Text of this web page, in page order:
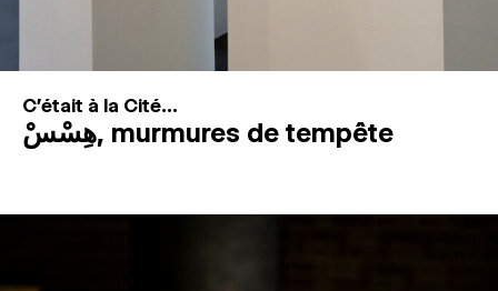
C'était à la Cité...
هِسْسْ, murmures de tempête